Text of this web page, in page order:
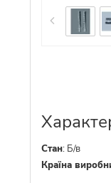
Стан: Б/в
Країна